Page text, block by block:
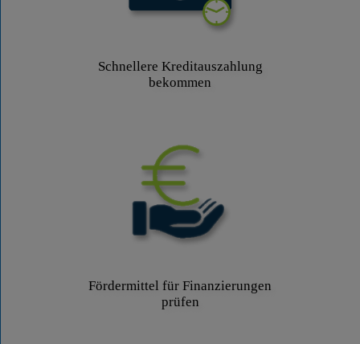
Schnellere Kreditauszahlung
bekommen
Fördermittel für Finanzierungen
prüfen